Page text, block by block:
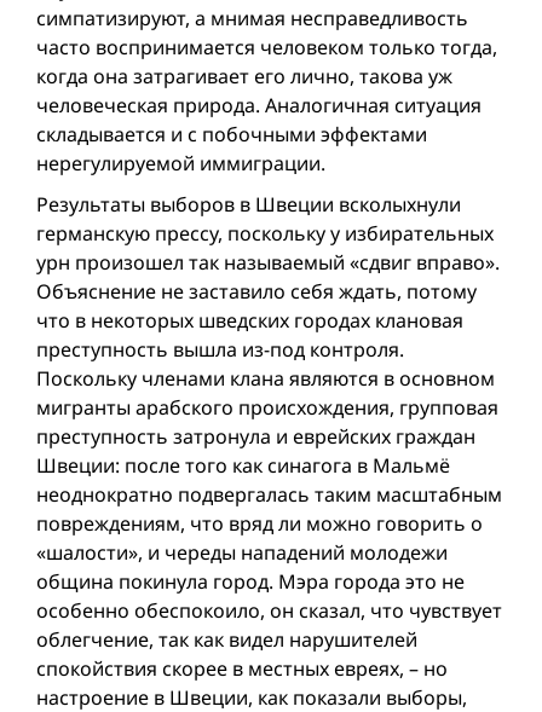
симпатизируют, а мнимая несправедливость
часто воспринимается человеком только тогда,
когда она затрагивает его лично, такова уж
человеческая природа. Аналогичная ситуация
складывается и с побочными эффектами
нерегулируемой иммиграции.
Результаты выборов в Швеции всколыхнули
германскую прессу, поскольку у избирательных
урн произошел так называемый «сдвиг вправо».
Объяснение не заставило себя ждать, потому
что в некоторых шведских городах клановая
преступность вышла из-под контроля.
Поскольку членами клана являются в основном
мигранты арабского происхождения, групповая
преступность затронула и еврейских граждан
Швеции: после того как синагога в Мальмё
неоднократно подвергалась таким масштабным
повреждениям, что вряд ли можно говорить о
«шалости», и череды нападений молодежи
община покинула город. Мэра города это не
особенно обеспокоило, он сказал, что чувствует
облегчение, так как видел нарушителей
спокойствия скорее в местных евреях, – но
настроение в Швеции, как показали выборы,